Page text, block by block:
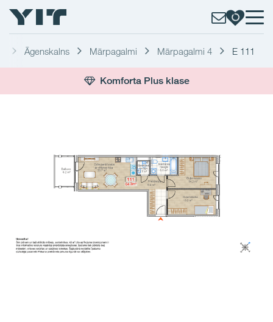
Āgenskalns Mārpagalmi Mārpagalmi 4 E 111
Komforta Plus klase